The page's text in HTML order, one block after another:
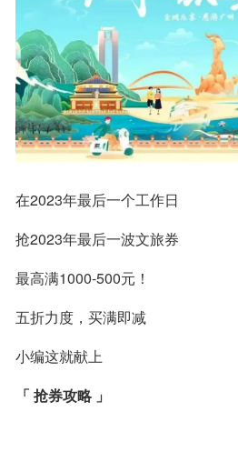
在2023年最后一个工作日
抢2023年最后一波文旅券
最高满1000-500元！
五折力度，买满即减
小编这就献上
「 抢券攻略 」